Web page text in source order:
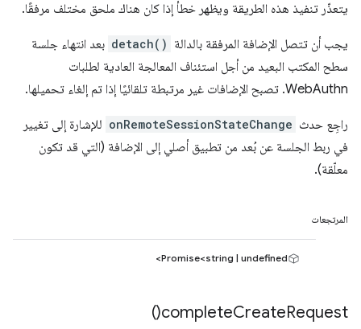
يتعذّر تنفيذ هذه الطريقة ويظهر خطأ إذا كان هناك ملحق مختلف مرفقًا.
يجب أن تتصل الإضافة المرفقة بالدالة detach() بعد انتهاء جلسة
سطح المكتب البعيد من أجل استئناف المعالجة العادية لطلبات
WebAuthn. تصبح الإضافات غير مرتبطة تلقائيًا إذا تم إلغاء تحميلها.
راجِع حدث onRemoteSessionStateChange للإشارة إلى تغيير
في ربط الجلسة عن بُعد من تطبيق أصلي إلى الإضافة (التي قد تكون
معلّقة).
المرتجعات
Promise<string | undefined>
completeCreateRequest(
)